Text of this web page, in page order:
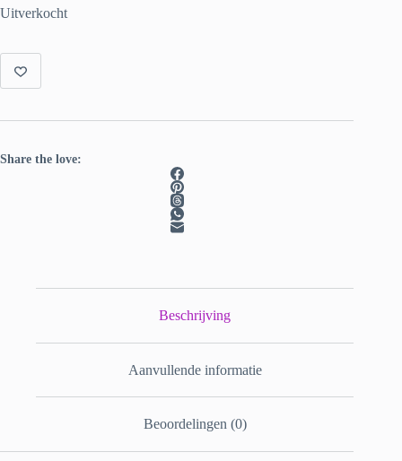
Uitverkocht
Share the love:
Beschrijving
Aanvullende informatie
Beoordelingen (0)